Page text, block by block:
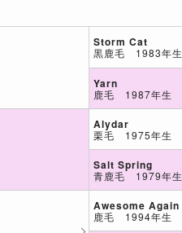
Storm Cat
黒鹿毛 1983年生
Yarn
鹿毛 1987年生
Alydar
栗毛 1975年生
Salt Spring
青鹿毛 1979年生
Awesome Again
鹿毛 1994年生